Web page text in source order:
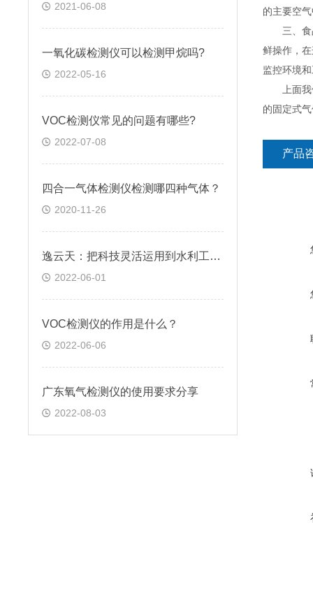
2021-06-08
一氧化碳检测仪可以检测甲烷吗?
2022-05-16
VOC检测仪常见的问题有哪些?
2022-07-08
四合一气体检测仪检测哪四种气体？
2020-11-26
逸云天：把科技灵活运用到水利工程气体检测中
2022-06-01
VOC检测仪的作用是什么？
2022-06-06
广东氧气检测仪的使用要求分享
2022-08-03
的主要空
三、食品
鲜操作，
监控环境
上面我们
的固定式
产品